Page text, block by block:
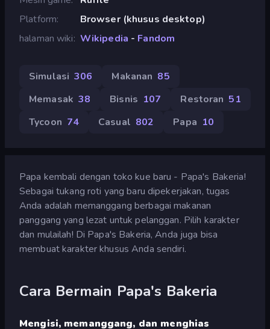
Platform
Browser (khusus desktop)
halaman wiki Wikipedia - Fandom
Simulasi 306 Makanan 85
Memasak 38 Bisnis 107 Restoran 51
Tycoon 74 Casual 802 Papa 10
Papa kembali dengan toko kue baru - Papa's Bakeria!
Sebagai tukang roti yang baru dipekerjakan, tugas
Anda adalah memanggang berbagai makanan
panggang yang lezat untuk pelanggan. Pilih karakter
dan mulailah! Di Papa's Bakeria, Anda juga bisa
membuat karakter khusus Anda sendiri.
Cara Bermain Papa's Bakeria
Mengisi, memanggang, dan menghias